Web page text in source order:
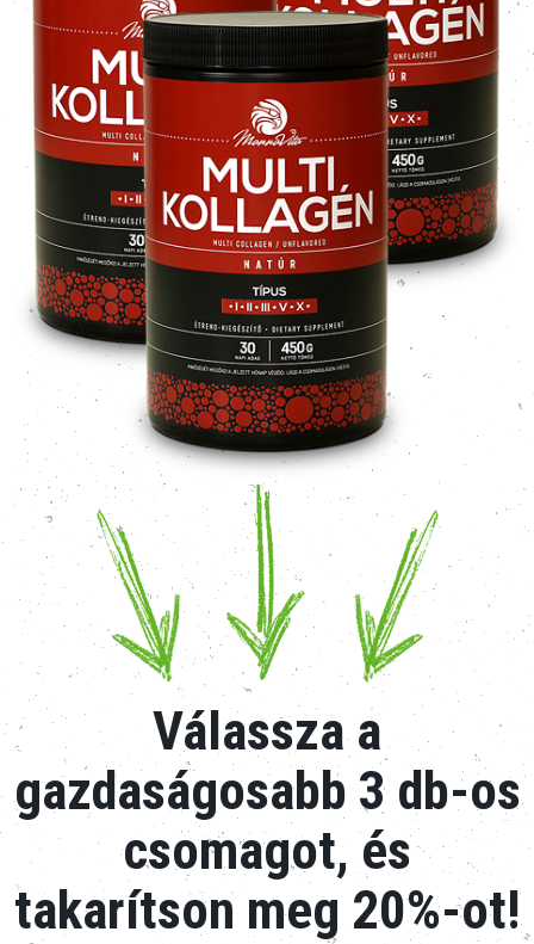
Válassza a
gazdaságosabb 3 db-os
csomagot, és
takarítson meg 20%-ot!